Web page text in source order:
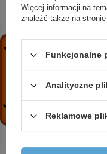
Więcej informacji na
znaleźć także na stronie
Funkcjonalne
Analityczne
Reklamowe